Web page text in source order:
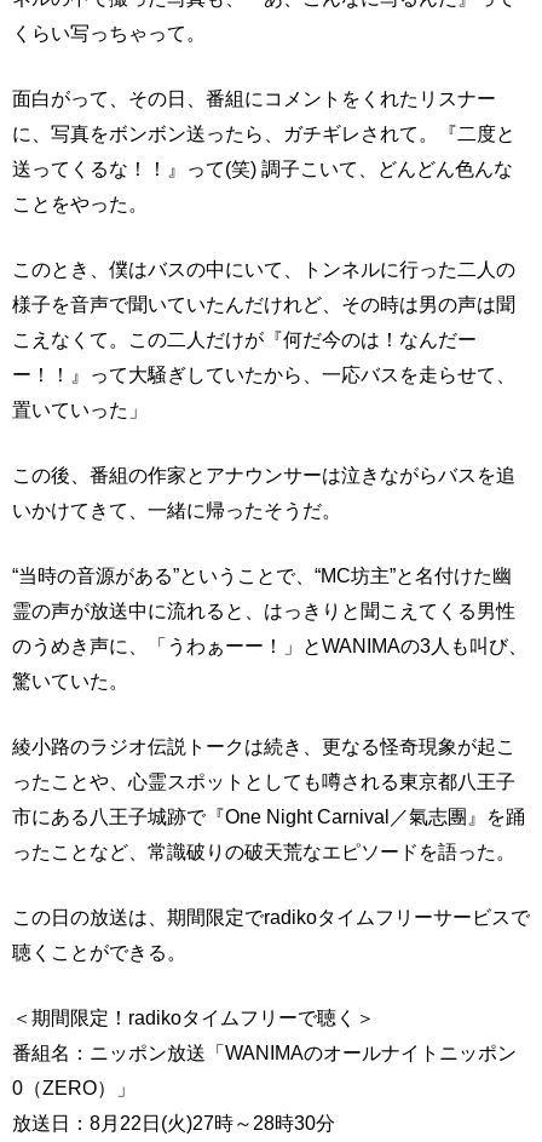
くらい写っちゃって。
面白がって、その日、番組にコメントをくれたリスナー
に、写真をボンボン送ったら、ガチギレされて。『二度と
送ってくるな！！』って(笑) 調子こいて、どんどん色んな
ことをやった。
このとき、僕はバスの中にいて、トンネルに行った二人の
様子を音声で聞いていたんだけれど、その時は男の声は聞
こえなくて。この二人だけが『何だ今のは！なんだー
ー！！』って大騒ぎしていたから、一応バスを走らせて、
置いていった」
この後、番組の作家とアナウンサーは泣きながらバスを追
いかけてきて、一緒に帰ったそうだ。
“当時の音源がある”ということで、“MC坊主”と名付けた幽
霊の声が放送中に流れると、はっきりと聞こえてくる男性
のうめき声に、「うわぁーー！」とWANIMAの3人も叫び、
驚いていた。
綾小路のラジオ伝説トークは続き、更なる怪奇現象が起こ
ったことや、心霊スポットとしても噂される東京都八王子
市にある八王子城跡で『One Night Carnival／氣志團』を踊
ったことなど、常識破りの破天荒なエピソードを語った。
この日の放送は、期間限定でradikoタイムフリーサービスで
聴くことができる。
＜期間限定！radikoタイムフリーで聴く＞
番組名：ニッポン放送「WANIMAのオールナイトニッポン
0（ZERO）」
放送日：8月22日(火)27時～28時30分